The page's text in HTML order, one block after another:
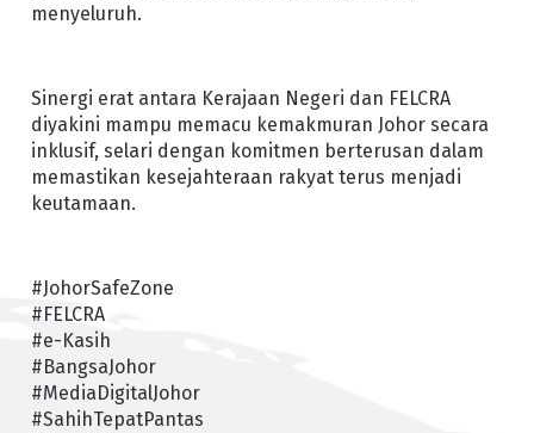
menyeluruh.
Sinergi erat antara Kerajaan Negeri dan FELCRA
diyakini mampu memacu kemakmuran Johor secara
inklusif, selari dengan komitmen berterusan dalam
memastikan kesejahteraan rakyat terus menjadi
keutamaan.
#JohorSafeZone
#FELCRA
#e-Kasih
#BangsaJohor
#MediaDigitalJohor
#SahihTepatPantas